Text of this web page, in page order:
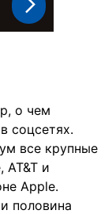
о чем
соцсетях.
все крупные
и
Apple.
половина